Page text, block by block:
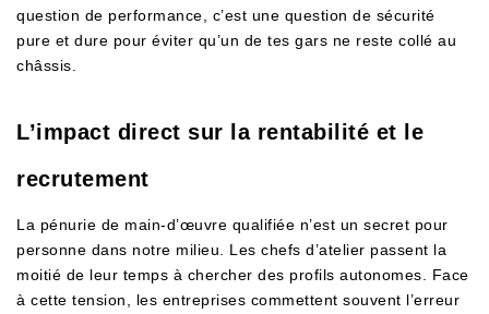
question de performance, c’est une question de sécurité
pure et dure pour éviter qu’un de tes gars ne reste collé au
châssis.
L’impact direct sur la rentabilité et le
recrutement
La pénurie de main-d’œuvre qualifiée n’est un secret pour
personne dans notre milieu. Les chefs d’atelier passent la
moitié de leur temps à chercher des profils autonomes. Face
à cette tension, les entreprises commettent souvent l’erreur